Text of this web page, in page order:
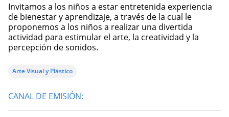
Invitamos a los niños a estar entretenida experiencia
de bienestar y aprendizaje, a través de la cual le
proponemos a los niños a realizar una divertida
actividad para estimular el arte, la creatividad y la
percepción de sonidos.
Arte Visual y Plástico
CANAL DE EMISIÓN: